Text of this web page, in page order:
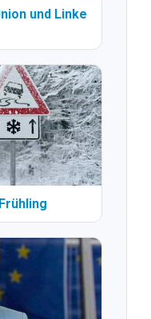
und Linke